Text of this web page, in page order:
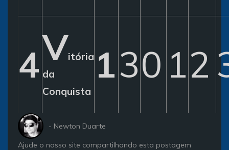
4Vitória
da
Conquista
130 12
- Newton Duarte
Ajude o nosso site compartilhando esta postagem